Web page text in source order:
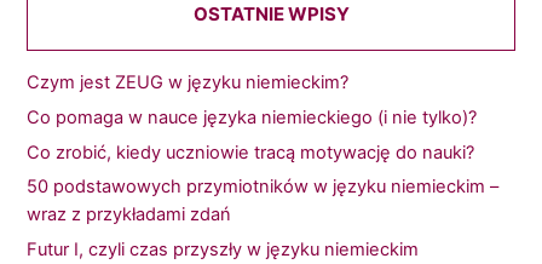
OSTATNIE WPISY
Czym jest ZEUG w języku niemieckim?
Co pomaga w nauce języka niemieckiego (i nie tylko)?
Co zrobić, kiedy uczniowie tracą motywację do nauki?
50 podstawowych przymiotników w języku niemieckim –
wraz z przykładami zdań
Futur I, czyli czas przyszły w języku niemieckim